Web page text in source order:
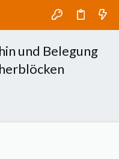
und Belegung